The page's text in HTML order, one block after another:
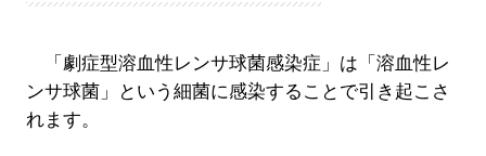
「劇症型溶血性レンサ球菌感染症」は「溶血性レ
ンサ球菌」という細菌に感染することで引き起こさ
れます。